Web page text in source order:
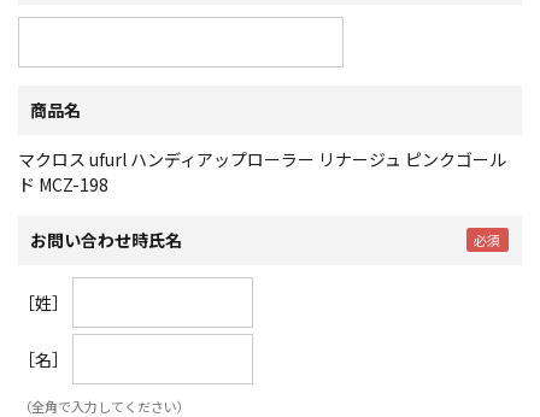
商品名
マクロス ufurl ハンディアップローラー リナージュ ピンクゴール
ド MCZ-198
お問い合わせ時氏名
［姓］
［名］
（全角で入力してください）